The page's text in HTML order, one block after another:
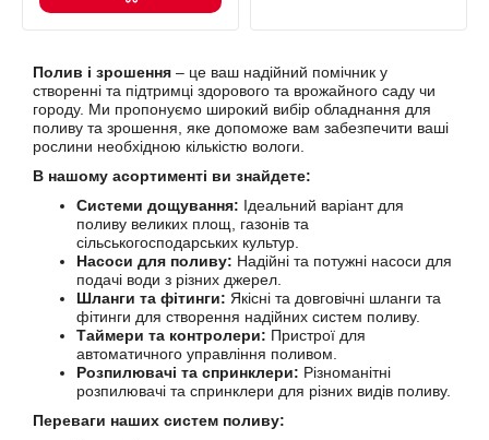
Полив і зрошення – це ваш надійний помічник у
створенні та підтримці здорового та врожайного саду чи
городу. Ми пропонуємо широкий вибір обладнання для
поливу та зрошення, яке допоможе вам забезпечити ваші
рослини необхідною кількістю вологи.
В нашому асортименті ви знайдете:
Системи дощування: Ідеальний варіант для
поливу великих площ, газонів та
сільськогосподарських культур.
Насоси для поливу: Надійні та потужні насоси для
подачі води з різних джерел.
Шланги та фітинги: Якісні та довговічні шланги та
фітинги для створення надійних систем поливу.
Таймери та контролери: Пристрої для
автоматичного управління поливом.
Розпилювачі та спринклери: Різноманітні
розпилювачі та спринклери для різних видів поливу.
Переваги наших систем поливу: